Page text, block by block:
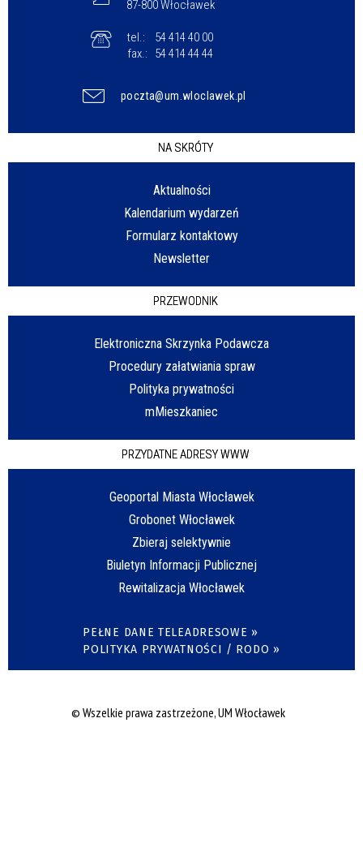
87-800 Włocławek
tel.:
54 414 40 00
fax.:
54 414 44 44
poczta@um.wloclawek.pl
NA SKRÓTY
Aktualności
Kalendarium wydarzeń
Formularz kontaktowy
Newsletter
PRZEWODNIK
Elektroniczna Skrzynka Podawcza
Procedury załatwiania spraw
Polityka prywatności
mMieszkaniec
PRZYDATNE ADRESY WWW
Geoportal Miasta Włocławek
Grobonet Włocławek
Zbieraj selektywnie
Biuletyn Informacji Publicznej
Rewitalizacja Włocławek
PEŁNE DANE TELEADRESOWE »
POLITYKA PRYWATNOŚCI / RODO »
© Wszelkie prawa zastrzeżone, UM Włocławek